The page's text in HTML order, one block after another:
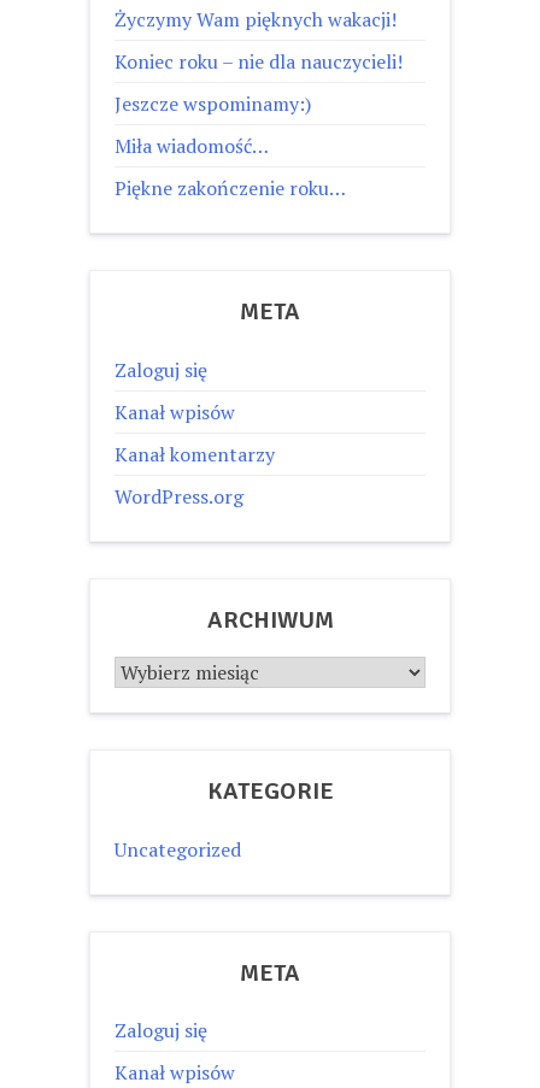
Życzymy Wam pięknych wakacji!
Koniec roku – nie dla nauczycieli!
Jeszcze wspominamy:)
Miła wiadomość…
Piękne zakończenie roku…
META
Zaloguj się
Kanał wpisów
Kanał komentarzy
WordPress.org
ARCHIWUM
Archiwum
KATEGORIE
Uncategorized
META
Zaloguj się
Kanał wpisów